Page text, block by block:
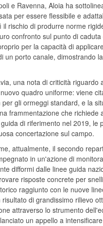
e Ravenna, Aloia ha
per essere flessibile e
rischio di produrre norme
confronto sul punto di
per la capacità di
un porto canale, dimostrando
una nota di criticità
quadro uniforme: viene
gli ormeggi standard, e la
frammentazione che
di riferimento nel 2019,
concertazione sul campo.
attualmente, il secondo
in un'azione di
difformi dalle linee guida
risposte concrete per
raggiunto con le nuove
di grandissimo rilievo
attraverso lo strumento
un appello a